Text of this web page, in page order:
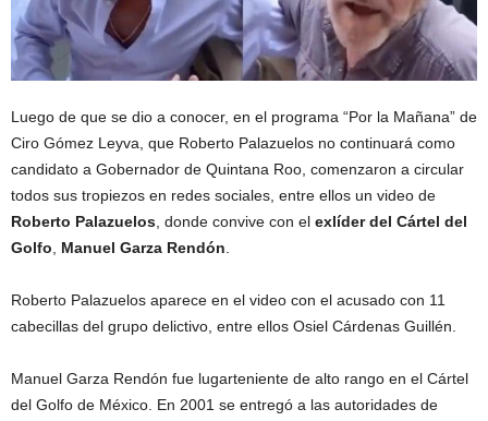
Luego de que se dio a conocer, en el programa “Por la Mañana” de
Ciro Gómez Leyva, que Roberto Palazuelos no continuará como
candidato a Gobernador de Quintana Roo, comenzaron a circular
todos sus tropiezos en redes sociales, entre ellos un video de
Roberto Palazuelos , donde convive con el exlíder del Cártel del
Golfo
Manuel Garza Rendón
Roberto Palazuelos aparece en el video con el acusado con 11
cabecillas del grupo delictivo, entre ellos Osiel Cárdenas Guillén.
Manuel Garza Rendón fue lugarteniente de alto rango en el Cártel
del Golfo de México. En 2001 se entregó a las autoridades de